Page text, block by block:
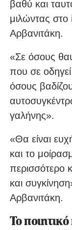
βαθύ και
μιλώντας
Αρβανιτάκη.
«Σε όσους
που σε
όσους
γαλήνης».
«Θα είναι
και το
περισσότερο
και
Αρβανιτάκη.
Το